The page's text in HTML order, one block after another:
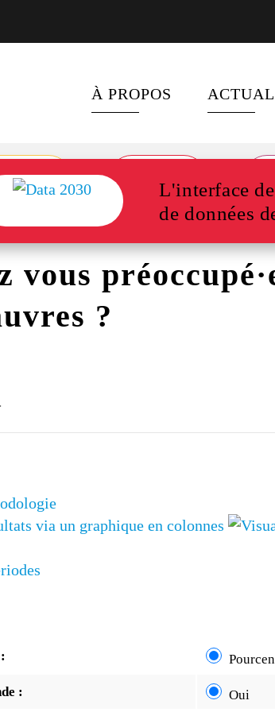
À PROPOS
PROGRAMMES PHARES
FINANCEMENT
FIL
2030
L'interface
de données
vous
?
.
: Oui